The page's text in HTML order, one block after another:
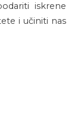
iskrene
i učiniti nas